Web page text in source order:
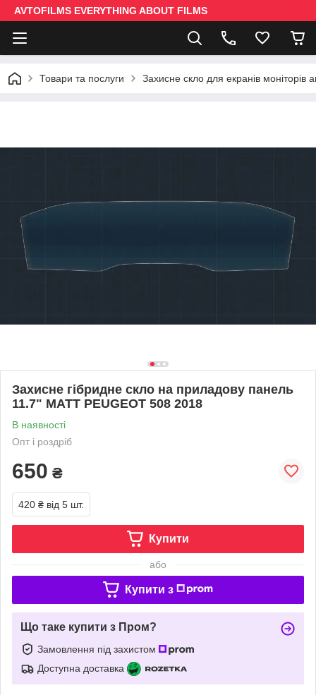
AVTOFILMS EVERYTHING ABOUT FILMS
Товари та послуги Захисне скло для екранів моніторів
Захисне гібридне скло на приладову панель
11.7" MATT PEUGEOT 508 2018
В наявності
Опт і роздріб
650 ₴
420 ₴ від 5 шт.
Купити
або
Купити з
Що таке купити з Пром?
Замовлення під захистом
Доступна доставка